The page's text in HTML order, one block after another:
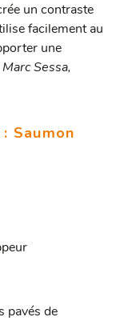
un contraste
facilement au
une
Sessa,
Saumon
pavés de